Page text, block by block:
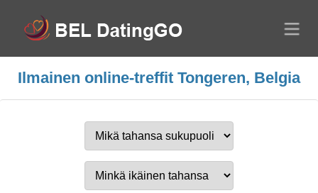
Ilmainen online-treffit Tongeren, Belgia